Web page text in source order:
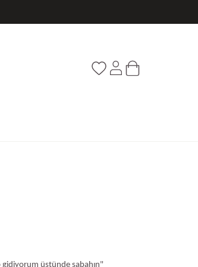
Favorilerim
HesabımSepetim
üstünde sabahın"